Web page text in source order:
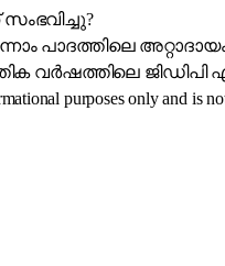
സംഭവിച്ചു?
ഒന്നാം പാദത്തിലെ
വർഷത്തിലെ ജിഡിപി
purposes only and is